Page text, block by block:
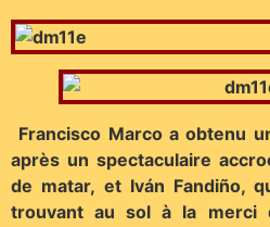
Francisco Marco a obtenu
après un spectaculaire
de matar, et Iván Fandiño,
trouvant au sol à la merci